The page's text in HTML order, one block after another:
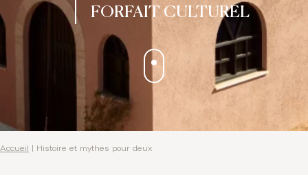
FORFAIT CULTUREL
Accueil Histoire et mythes pour deux